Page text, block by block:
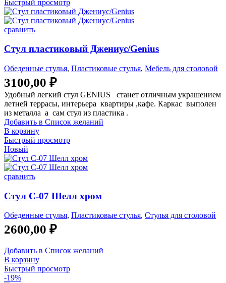
Быстрый просмотр
сравнить
Стул пластиковый Джениус/Genius
Обеденные стулья, Пластиковые стулья, Мебель для столовой
3100,00 ₽
Удобный легкий стул GENIUS станет отличным украшением
летней террасы, интерьера квартиры ,кафе. Каркас выполен
из металла а сам стул из пластика .
Добавить в Список желаний
В корзину
Быстрый просмотр
Новый
сравнить
Стул С-07 Шелл хром
Обеденные стулья, Пластиковые стулья, Стулья для столовой
2600,00 ₽
Добавить в Список желаний
В корзину
Быстрый просмотр
-19%